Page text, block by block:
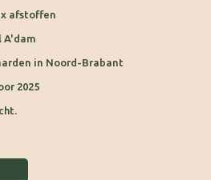
afstoffen
A'dam
in Noord-Brabant
2025